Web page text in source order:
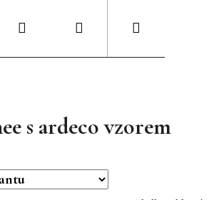
Kontakty Přihlášení
s ardeco vzorem